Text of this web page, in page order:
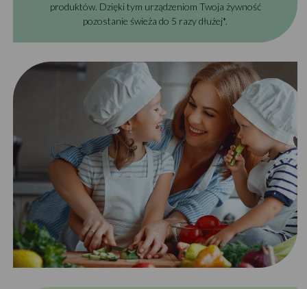
produktów. Dzięki tym urządzeniom Twoja żywność
pozostanie świeża do 5 razy dłużej*.